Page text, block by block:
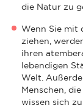
die Natur zu
Wenn Sie mit
ziehen,
ihren
lebendigen
Welt.
Menschen,
wissen sich zu